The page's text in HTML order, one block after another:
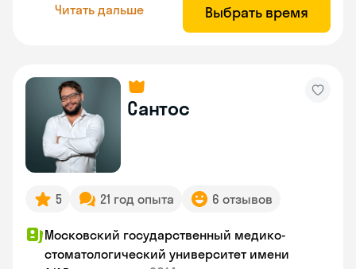
Читать дальше Выбрать время
Сантос
5 21 год опыта 6 отзывов
Московский государственный медико-
стоматологический университет имени